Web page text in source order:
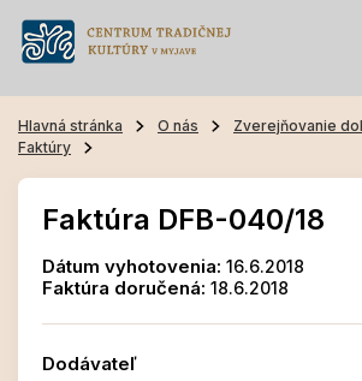
Hlavná stránka O nás
Zverejňovanie
Faktúry
Faktúra DFB-040/18
Dátum vyhotovenia: 16.6.2018
Faktúra doručená: 18.6.2018
Dodávateľ